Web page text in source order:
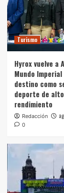
4
5
Turismo
Hyrox vuelve a
Mundo
destino como
deporte de alto
rendimiento
Redacción
0